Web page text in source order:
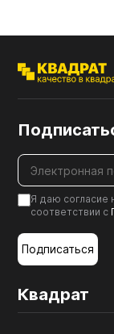
Квадрат
Я даю согласие
соответствии с
Подписаться